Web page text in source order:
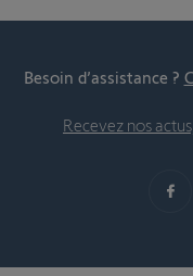
Besoin d’assistance ?
Recevez nos